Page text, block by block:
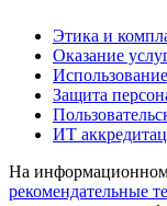
Этика и
Оказание
Защита
ИТ
На информационном
рекомендательные